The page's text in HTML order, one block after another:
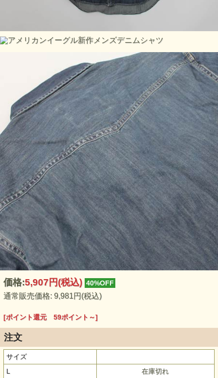
価格:5,907円(税込) 40%OFF
通常販売価格: 9,981円(税込)
[ポイント還元 59ポイント～]
注文
サイズ
L
在庫切れ